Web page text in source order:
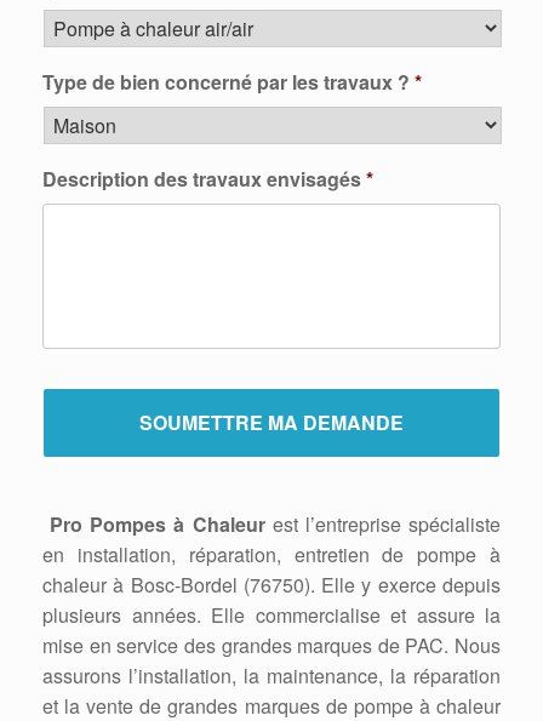
Type de bien concerné par les travaux ? *
Description des travaux envisagés*
Pro Pompes à Chaleurest l’entreprise spécialiste
en installation, réparation, entretien de pompe à
chaleur à Bosc-Bordel (76750). Elle y exerce depuis
plusieurs années. Elle commercialise et assure la
mise en service des grandes marques de PAC. Nous
assurons l’installation, la maintenance, la réparation
et la vente de grandes marques de pompe à chaleur